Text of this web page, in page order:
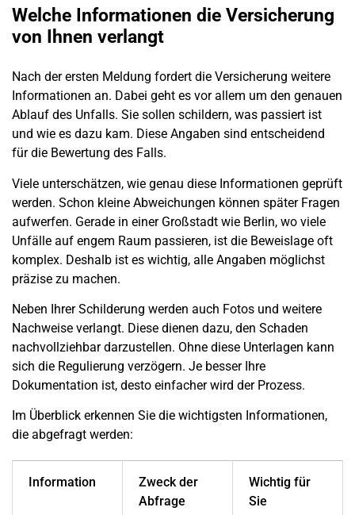
Welche Informationen die Versicherung
von Ihnen verlangt
Nach der ersten Meldung fordert die Versicherung weitere
Informationen an. Dabei geht es vor allem um den genauen
Ablauf des Unfalls. Sie sollen schildern, was passiert ist
und wie es dazu kam. Diese Angaben sind entscheidend
für die Bewertung des Falls.
Viele unterschätzen, wie genau diese Informationen geprüft
werden. Schon kleine Abweichungen können später Fragen
aufwerfen. Gerade in einer Großstadt wie Berlin, wo viele
Unfälle auf engem Raum passieren, ist die Beweislage oft
komplex. Deshalb ist es wichtig, alle Angaben möglichst
präzise zu machen.
Neben Ihrer Schilderung werden auch Fotos und weitere
Nachweise verlangt. Diese dienen dazu, den Schaden
nachvollziehbar darzustellen. Ohne diese Unterlagen kann
sich die Regulierung verzögern. Je besser Ihre
Dokumentation ist, desto einfacher wird der Prozess.
Im Überblick erkennen Sie die wichtigsten Informationen,
die abgefragt werden:
Information
Zweck der
Abfrage
Wichtig für
Sie